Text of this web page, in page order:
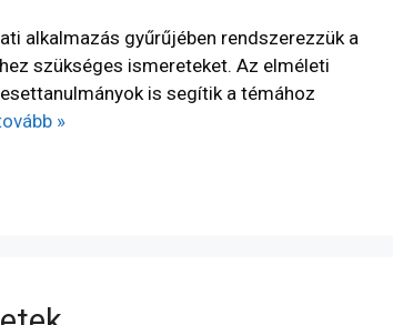
alkalmazás gyűrűjében rendszerezzük a
szükséges ismereteket. Az elméleti
is segítik a témához
»